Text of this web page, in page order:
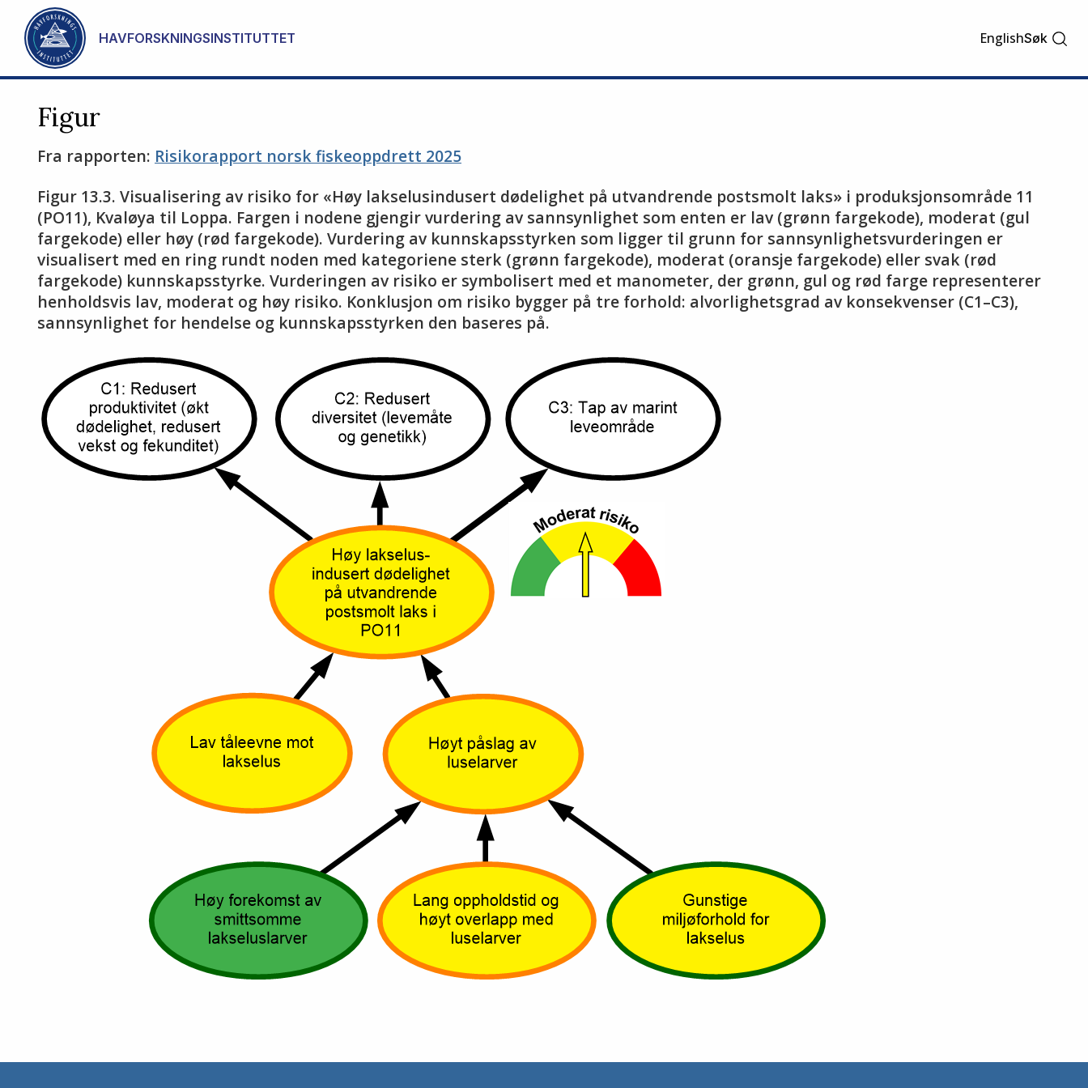
Gå til hovedinnhold
HAVFORSKNINGSINSTITUTTET EnglishSøk
Figur
Fra rapporten: Risikorapport norsk fiskeoppdrett 2025
Figur 13.3. Visualisering av risiko for «Høy lakselusindusert dødelighet på utvandrende postsmolt laks» i produksjonsområde 11
(PO11), Kvaløya til Loppa. Fargen i nodene gjengir vurdering av sannsynlighet som enten er lav (grønn fargekode), moderat (gul
fargekode) eller høy (rød fargekode). Vurdering av kunnskapsstyrken som ligger til grunn for sannsynlighetsvurderingen er
visualisert med en ring rundt noden med kategoriene sterk (grønn fargekode), moderat (oransje fargekode) eller svak (rød
fargekode) kunnskapsstyrke. Vurderingen av risiko er symbolisert med et manometer, der grønn, gul og rød farge representerer
henholdsvis lav, moderat og høy risiko. Konklusjon om risiko bygger på tre forhold: alvorlighetsgrad av konsekvenser (C1–C3),
sannsynlighet for hendelse og kunnskapsstyrken den baseres på.